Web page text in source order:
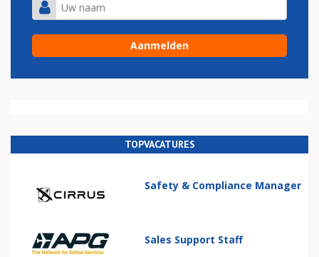
TOPVACATURES
Safety & Compliance Manager
Sales Support Staff